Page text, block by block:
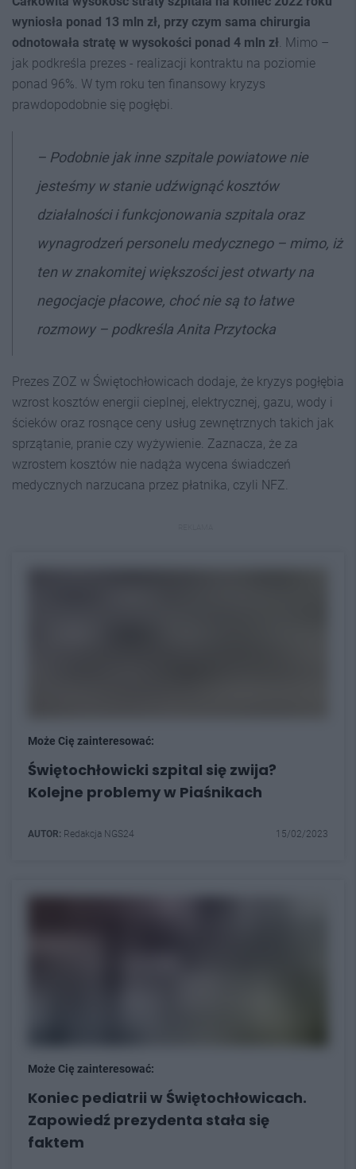
wyniosła ponad 13 mln zł, przy czym sama chirurgia
odnotowała stratę w wysokości ponad 4 mln zł . Mimo –
jak podkreśla prezes - realizacji kontraktu na poziomie
ponad 96%. W tym roku ten finansowy kryzys
prawdopodobnie się pogłębi.
– Podobnie jak inne szpitale powiatowe nie
jesteśmy w stanie udźwignąć kosztów
działalności i funkcjonowania szpitala oraz
wynagrodzeń personelu medycznego – mimo, iż
ten w znakomitej większości jest otwarty na
negocjacje płacowe, choć nie są to łatwe
rozmowy – podkreśla Anita Przytocka
Prezes ZOZ w Świętochłowicach dodaje, że kryzys pogłębia
wzrost kosztów energii cieplnej, elektrycznej, gazu, wody i
ścieków oraz rosnące ceny usług zewnętrznych takich jak
sprzątanie, pranie czy wyżywienie. Zaznacza, że za
wzrostem kosztów nie nadąża wycena świadczeń
medycznych narzucana przez płatnika, czyli NFZ.
Może Cię zainteresować:
Świętochłowicki szpital się zwija?
Kolejne problemy w Piaśnikach
AUTOR: Redakcja NGS24 15/02/2023
Może Cię zainteresować:
Koniec pediatrii w Świętochłowicach.
Zapowiedź prezydenta stała się
faktem